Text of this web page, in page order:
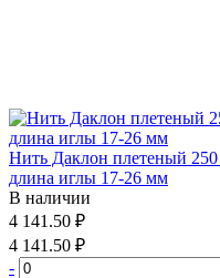
Нить Даклон плетеный
длина иглы 17-26 мм
В наличии
4 141.50 ₽
4 141.50 ₽
-